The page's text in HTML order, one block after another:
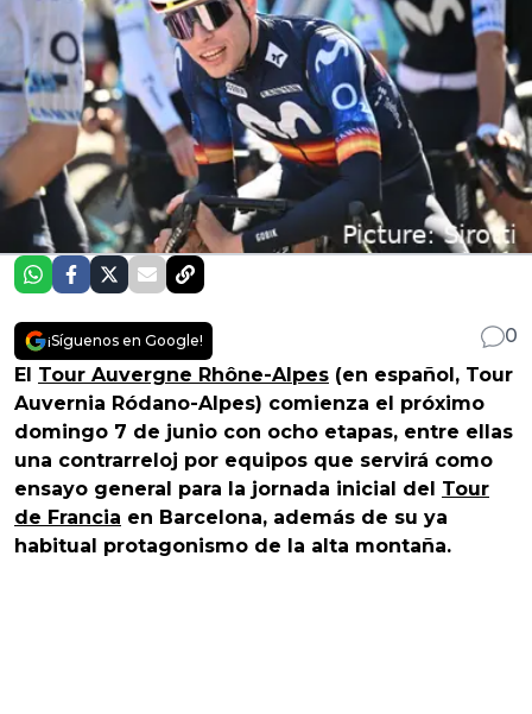
¡Síguenos en Google!
0
El Tour Auvergne Rhône-Alpes (en español, Tour
Auvernia Ródano-Alpes) comienza el próximo
domingo 7 de junio con ocho etapas, entre ellas
una contrarreloj por equipos que servirá como
ensayo general para la jornada inicial del Tour
de Francia en Barcelona, además de su ya
habitual protagonismo de la alta montaña.